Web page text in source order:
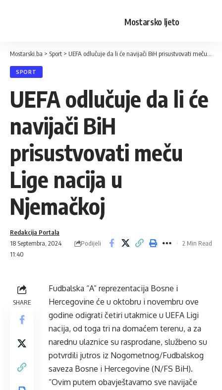
Mostarsko ljeto
Mostarski.ba > Sport > UEFA odlučuje da li će navijači BiH prisustvovati meču Lige nacija u Njemačkoj
SPORT
UEFA odlučuje da li će
navijači BiH
prisustvovati meču
Lige nacija u
Njemačkoj
18 Septembra, 2024
11:40
Redakcija Portala
Podijeli
2 Min Read
SHARE
Fudbalska “A” reprezentacija Bosne i
Hercegovine će u oktobru i novembru ove
godine odigrati četiri utakmice u UEFA Ligi
nacija, od toga tri na domaćem terenu, a za
narednu ulaznice su rasprodane, službeno su
potvrdili jutros iz Nogometnog/Fudbalskog
saveza Bosne i Hercegovine (N/FS BiH).
“Ovim putem obavještavamo sve navijače